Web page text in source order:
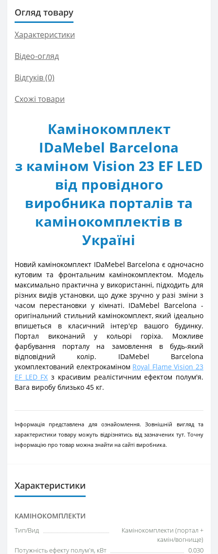
Огляд товару
Характеристики
Відео-огляд
Відгуків (0)
Схожі товари
Камінокомплект
IDaMebel Barcelona
з каміном Vision 23 EF LED
від провідного
виробника порталів та
камінокомплектів в
Україні
Новий камінокомплект IDaMebel Barcelona є одночасно
кутовим та фронтальним камінокомплектом. Модель
максимально практична у використанні, підходить для
різних видів установки, що дуже зручно у разі зміни з
часом перестановки у кімнаті. IDaMebel Barcelona -
оригінальний стильний камінокомплект, який ідеально
впишеться в класичний інтер'єр вашого будинку.
Портал виконаний у кольорі горіха. Можливе
фарбування порталу на замовлення в будь-який
відповідний колір. IDaMebel Barcelona
укомплектований електрокаміном Royal Flame Vision 23
EF LED FX з красивим реалістичним ефектом полум'я.
Вага виробу близько 45 кг.
Інформація представлена для ознайомлення. Зовнішній вигляд та
характеристики товару можуть відрізнятись від зазначених тут. Точну
інформацію про товар можна знайти на сайті виробника.
Характеристики
КАМІНОКОМПЛЕКТИ
Тип/Вид
Камінокомплекти (портал +
камін/вогнище)
Потужність ефекту полум'я, кВт
0.030